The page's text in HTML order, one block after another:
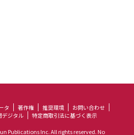
タ 著作権 推奨環境
お問い合わせ
デジタル 特定商取引法に基づく表示
Publications Inc. All rights reserved. No